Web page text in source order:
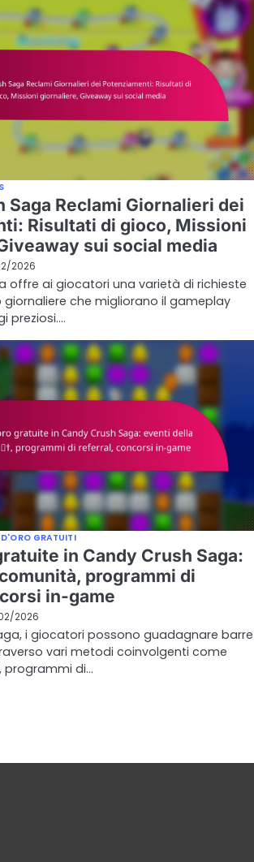
Saga Reclami Giornalieri dei
Risultati di gioco, Missioni
sui social media
2026
offre ai giocatori una varietà di richieste
che migliorano il gameplay
preziosi.…
GRATUITI
in Candy Crush Saga:
programmi di
in-game
2026
i giocatori possono guadagnare barre
vari metodi coinvolgenti come
programmi di…